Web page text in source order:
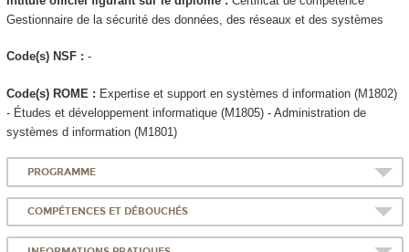
Gestionnaire de la sécurité des données, des réseaux et des systèmes
Code(s) NSF : -
Code(s) ROME : Expertise et support en systèmes d information (M1802)
- Études et développement informatique (M1805) - Administration de
systèmes d information (M1801)
PROGRAMME
COMPÉTENCES ET DÉBOUCHÉS